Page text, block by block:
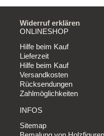
Widerruf erklären
ONLINESHOP
Hilfe beim Kauf
Lieferzeit
Hilfe beim Kauf
Versandkosten
Rücksendungen
Zahlmöglichkeiten
INFOS
Sitemap